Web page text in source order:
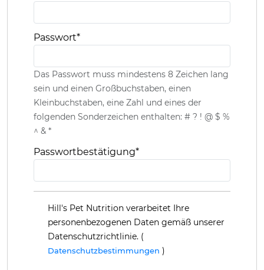
Passwort*
Das Passwort muss mindestens 8 Zeichen lang
sein und einen Großbuchstaben, einen
Kleinbuchstaben, eine Zahl und eines der
folgenden Sonderzeichen enthalten: # ? ! @ $ %
^ & *
Passwortbestätigung*
Hill's Pet Nutrition verarbeitet Ihre
personenbezogenen Daten gemäß unserer
Datenschutzrichtlinie. (
Datenschutzbestimmungen )